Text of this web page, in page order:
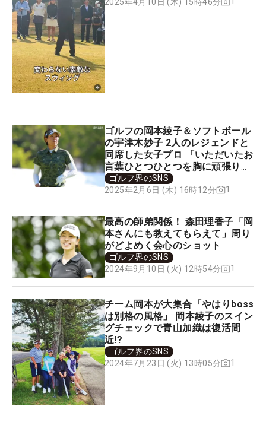
ゴルフの岡本綾子＆ソフトボール
の宇津木妙子 2人のレジェンドと
同席した女子プロ 「いただいたお
言葉ひとつひとつを胸に頑張りま
す」
ゴルフ界のSNS
2025年2月6日 (木) 16時12分
1
最高の師弟関係！ 森田理香子「岡
本さんにも教えてもらえて」周り
がどよめく会心のショット
ゴルフ界のSNS
2024年9月10日 (火) 12時54分
1
チーム岡本が大集合「やはりboss
は別格の風格」 岡本綾子のスイン
グチェックで青山加織は復活間
近!?
ゴルフ界のSNS
2024年7月23日 (火) 13時05分
1